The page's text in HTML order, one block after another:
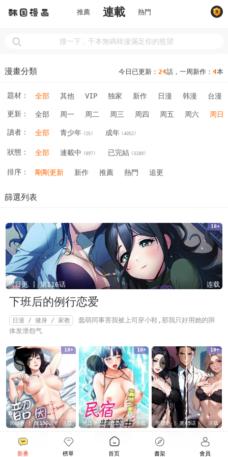
推薦 連載 熱門
漫畫分類 今日已更新：24話，一周新作：4本
題材： 全部 其他 VIP 独家 新作 日漫 韩漫 台漫
更新： 全部 周一 周二 周三 周四 周五 周六 周日
讀者： 全部 青少年 (25) 成年 (4052)
狀態： 全部 連載中 (897) 已完結 (3180)
排序： 剛剛更新 新作 推薦 熱門 追更
篩選列表
18+
周日更 | 第116话 连载
下班后的例行恋爱
日漫 / 健身 / 家教
蠢萌同事害我被上司穿小鞋,那我只好用她的胴
体发泄怨气
18+
周日更 | 第106话 连载
日漫 / 肉体关系
「韶恩
18+
周日更 | 第71话 连载
民宿精营中
「你对我这么有感觉
18+
周日更 | 第69话 连载
黑道X上班族
未知
上班族附身成为黑道
新番 榜單 首页 書架 會員